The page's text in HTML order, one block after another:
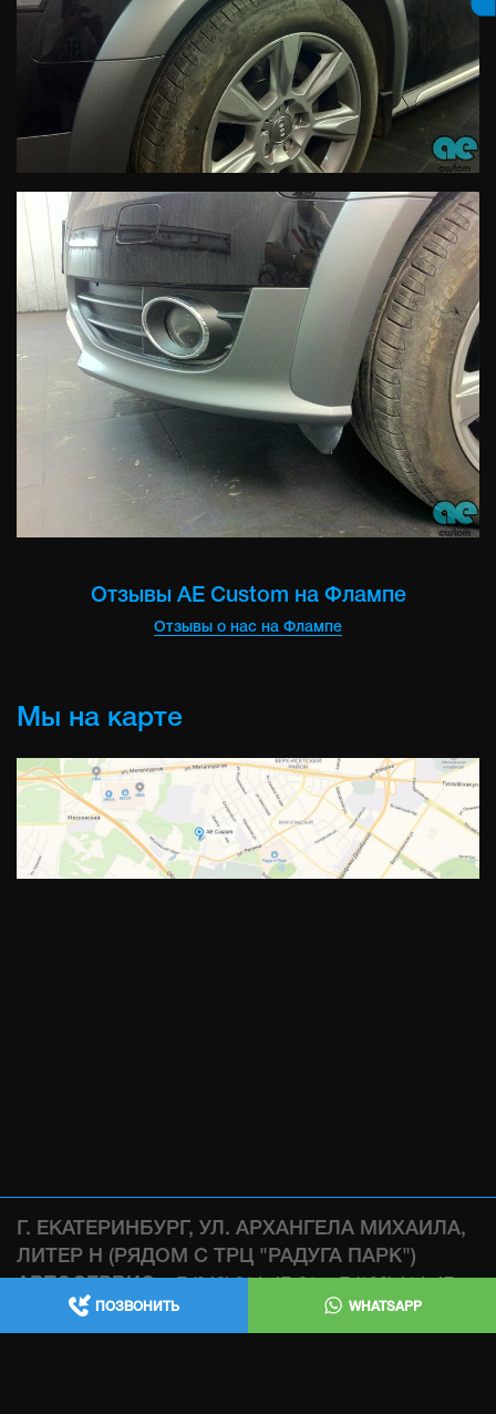
ПОЗВОНИТЬ WHATSAPP
Отзывы AE Custom на Флампе
Отзывы о нас на Флампе
Мы на карте
Г. ЕКАТЕРИНБУРГ, УЛ. АРХАНГЕЛА МИХАИЛА,
ЛИТЕР Н (РЯДОМ С ТРЦ "РАДУГА ПАРК")
WHATSAPP